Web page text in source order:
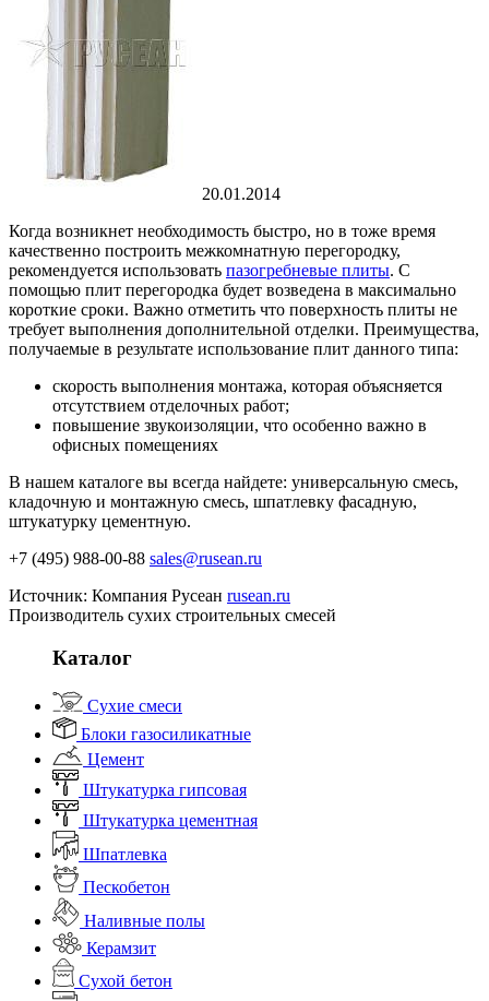
20.01.2014
Когда возникнет необходимость быстро, но в тоже время
качественно построить межкомнатную перегородку,
рекомендуется использовать пазогребневые плиты. С
помощью плит перегородка будет возведена в максимально
короткие сроки. Важно отметить что поверхность плиты не
требует выполнения дополнительной отделки. Преимущества,
получаемые в результате использование плит данного типа:
скорость выполнения монтажа, которая объясняется
отсутствием отделочных работ;
повышение звукоизоляции, что особенно важно в
офисных помещениях
В нашем каталоге вы всегда найдете: универсальную смесь,
кладочную и монтажную смесь, шпатлевку фасадную,
штукатурку цементную.
+7 (495) 988-00-88 sales@rusean.ru
Источник: Компания Русеан rusean.ru
Производитель сухих строительных смесей
Каталог
Сухие смеси
Блоки газосиликатные
Цемент
Штукатурка гипсовая
Штукатурка цементная
Шпатлевка
Пескобетон
Наливные полы
Керамзит
Сухой бетон